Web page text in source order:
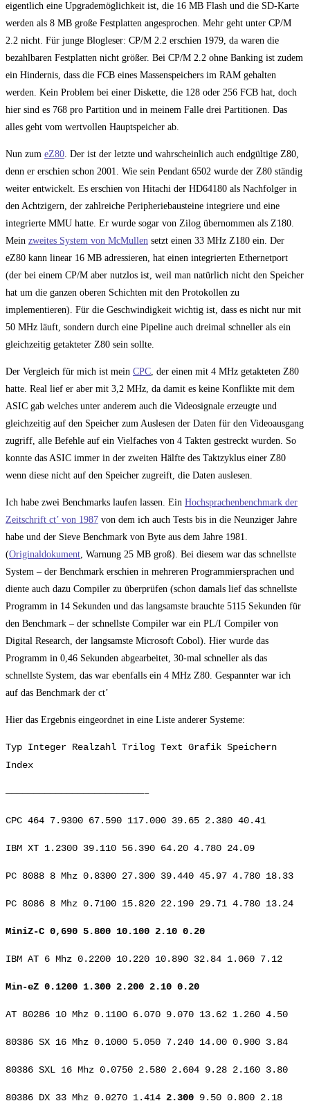
eigentlich eine Upgrademöglichkeit ist, die 16 MB Flash und die SD-Karte
werden als 8 MB große Festplatten angesprochen. Mehr geht unter CP/M
2.2 nicht. Für junge Blogleser: CP/M 2.2 erschien 1979, da waren die
bezahlbaren Festplatten nicht größer. Bei CP/M 2.2 ohne Banking ist zudem
ein Hindernis, dass die FCB eines Massenspeichers im RAM gehalten
werden. Kein Problem bei einer Diskette, die 128 oder 256 FCB hat, doch
hier sind es 768 pro Partition und in meinem Falle drei Partitionen. Das
alles geht vom wertvollen Hauptspeicher ab.
Nun zum eZ80. Der ist der letzte und wahrscheinlich auch endgültige Z80,
denn er erschien schon 2001. Wie sein Pendant 6502 wurde der Z80 ständig
weiter entwickelt. Es erschien von Hitachi der HD64180 als Nachfolger in
den Achtzigern, der zahlreiche Peripheriebausteine integriere und eine
integrierte MMU hatte. Er wurde sogar von Zilog übernommen als Z180.
Mein zweites System von McMullen setzt einen 33 MHz Z180 ein. Der
eZ80 kann linear 16 MB adressieren, hat einen integrierten Ethernetport
(der bei einem CP/M aber nutzlos ist, weil man natürlich nicht den Speicher
hat um die ganzen oberen Schichten mit den Protokollen zu
implementieren). Für die Geschwindigkeit wichtig ist, dass es nicht nur mit
50 MHz läuft, sondern durch eine Pipeline auch dreimal schneller als ein
gleichzeitig getakteter Z80 sein sollte.
Der Vergleich für mich ist mein CPC, der einen mit 4 MHz getakteten Z80
hatte. Real lief er aber mit 3,2 MHz, da damit es keine Konflikte mit dem
ASIC gab welches unter anderem auch die Videosignale erzeugte und
gleichzeitig auf den Speicher zum Auslesen der Daten für den Videoausgang
zugriff, alle Befehle auf ein Vielfaches von 4 Takten gestreckt wurden. So
konnte das ASIC immer in der zweiten Hälfte des Taktzyklus einer Z80
wenn diese nicht auf den Speicher zugreift, die Daten auslesen.
Ich habe zwei Benchmarks laufen lassen. Ein Hochsprachenbenchmark der
Zeitschrift ct’ von 1987 von dem ich auch Tests bis in die Neunziger Jahre
habe und der Sieve Benchmark von Byte aus dem Jahre 1981.
(Originaldokument, Warnung 25 MB groß). Bei diesem war das schnellste
System – der Benchmark erschien in mehreren Programmiersprachen und
diente auch dazu Compiler zu überprüfen (schon damals lief das schnellste
Programm in 14 Sekunden und das langsamste brauchte 5115 Sekunden für
den Benchmark – der schnellste Compiler war ein PL/I Compiler von
Digital Research, der langsamste Microsoft Cobol). Hier wurde das
Programm in 0,46 Sekunden abgearbeitet, 30-mal schneller als das
schnellste System, das war ebenfalls ein 4 MHz Z80. Gespannter war ich
auf das Benchmark der ct’
Hier das Ergebnis eingeordnet in eine Liste anderer Systeme:
Typ Integer Realzahl Trilog Text Grafik Speichern
Index
—————————————————————————–
CPC 464 7.9300 67.590 117.000 39.65 2.380 40.41
IBM XT 1.2300 39.110 56.390 64.20 4.780 24.09
PC 8088 8 Mhz 0.8300 27.300 39.440 45.97 4.780 18.33
PC 8086 8 Mhz 0.7100 15.820 22.190 29.71 4.780 13.24
MiniZ-C 0,690 5.800 10.100 2.10 0.20
IBM AT 6 Mhz 0.2200 10.220 10.890 32.84 1.060 7.12
Min-eZ 0.1200 1.300 2.200 2.10 0.20
AT 80286 10 Mhz 0.1100 6.070 9.070 13.62 1.260 4.50
80386 SX 16 Mhz 0.1000 5.050 7.240 14.00 0.900 3.84
80386 SXL 16 Mhz 0.0750 2.580 2.604 9.28 2.160 3.80
80386 DX 33 Mhz 0.0270 1.414 2.300 9.50 0.800 2.18